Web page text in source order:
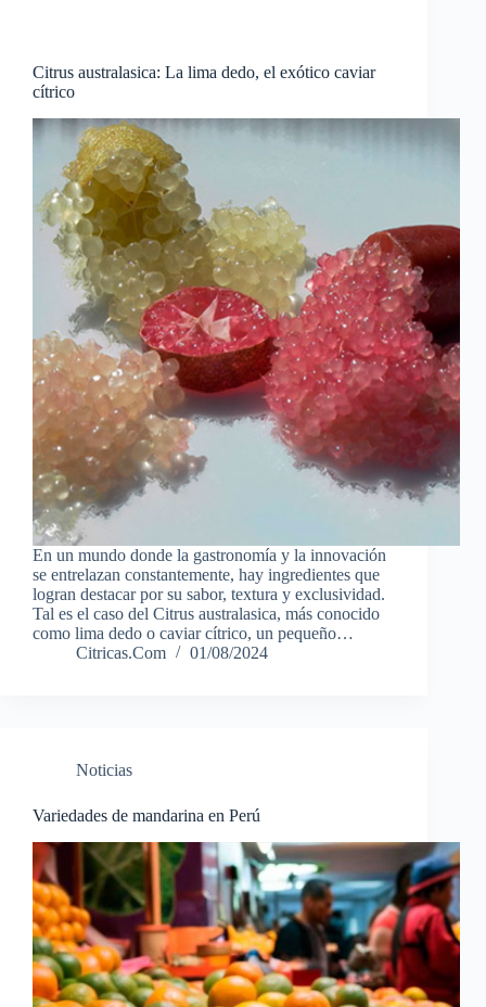
Citrus australasica: La lima dedo, el exótico caviar
cítrico
En un mundo donde la gastronomía y la innovación
se entrelazan constantemente, hay ingredientes que
logran destacar por su sabor, textura y exclusividad.
Tal es el caso del Citrus australasica, más conocido
como lima dedo o caviar cítrico, un pequeño…
Citricas.Com
01/08/2024
Noticias
Variedades de mandarina en Perú